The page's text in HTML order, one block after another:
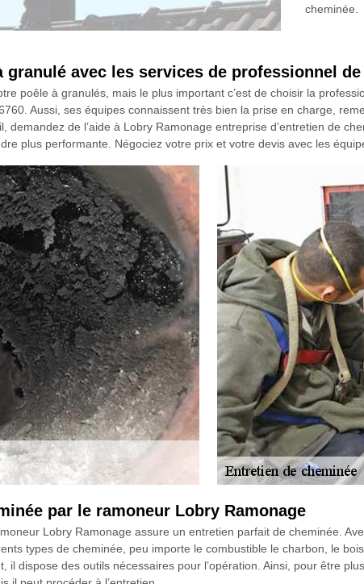
cheminée.
avec les services de professionnel
poêle à granulés, mais le plus important c’est de choisir la
Aussi, ses équipes connaissent très bien la prise en charge,
demandez de l’aide à Lobry Ramonage entreprise d’entretien de
plus performante. Négociez votre prix et votre devis avec les
par le ramoneur Lobry Ramonage
Lobry Ramonage assure un entretien parfait de cheminée.
types de cheminée, peu importe le combustible le charbon, le
il dispose des outils nécessaires pour l’opération. Ainsi, pour être